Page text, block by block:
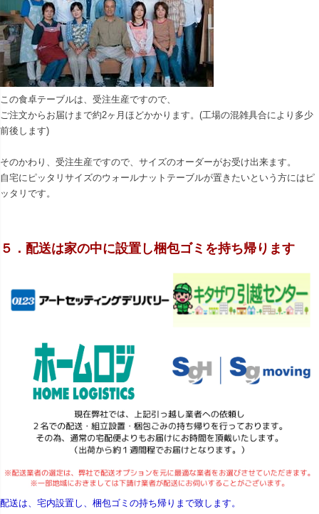
この食卓テーブルは、受注生産ですので、
ご注文からお届けまで約2ヶ月ほどかかります。(工場の混雑具合により多少
前後します)
そのかわり、受注生産ですので、サイズのオーダーがお受け出来ます。
自宅にピッタリサイズのウォールナットテーブルが置きたいという方にはピ
ッタリです。
５．配送は家の中に設置し梱包ゴミを持ち帰ります
配送は、宅内設置し、梱包ゴミの持ち帰りまで致します。